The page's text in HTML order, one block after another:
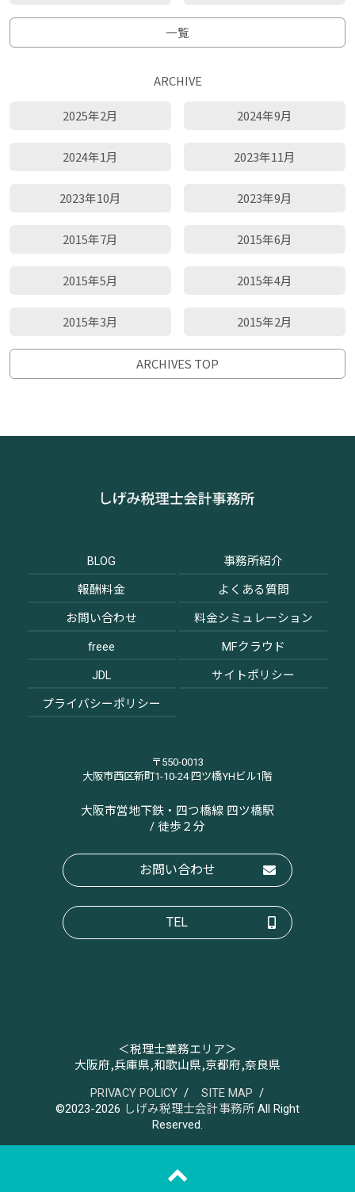
一覧
ARCHIVE
2025年2月 2024年9月
2024年1月 2023年11月
2023年10月 2023年9月
2015年7月 2015年6月
2015年5月 2015年4月
2015年3月 2015年2月
ARCHIVES TOP
BLOG
事務所紹介
報酬料金
よくある質問
お問い合わせ
料金シミュレーション
freee
MFクラウド
JDL
サイトポリシー
プライバシーポリシー
〒550-0013
大阪市西区新町1-10-24 四ツ橋YHビル1階
大阪市営地下鉄・四つ橋線 四ツ橋駅
/ 徒歩２分
お問い合わせ
TEL
＜税理士業務エリア＞
大阪府,兵庫県,和歌山県,京都府,奈良県
PRIVACY POLICY
SITE MAP
©2023-2026 しげみ税理士会計事務所All Right
Reserved.